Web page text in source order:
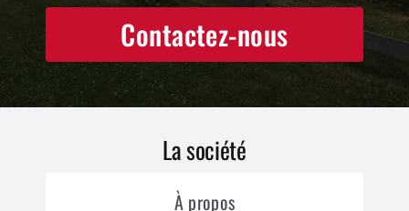
Contactez-nous
La société
À propos